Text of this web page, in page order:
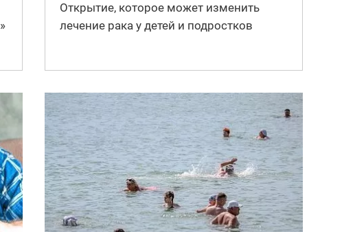
Открытие, которое может изменить
лечение рака у детей и подростков